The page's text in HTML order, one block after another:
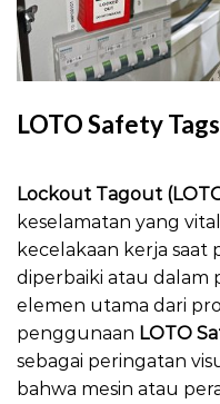
LOTO Safety Tags
Lockout Tagout
keselamatan yang
kecelakaan kerja saat
diperbaiki atau dalam
elemen utama dari
penggunaan LOTO
sebagai peringatan
bahwa mesin atau